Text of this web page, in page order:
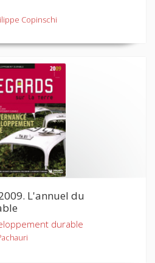
Copinschi
L'annuel du
durable